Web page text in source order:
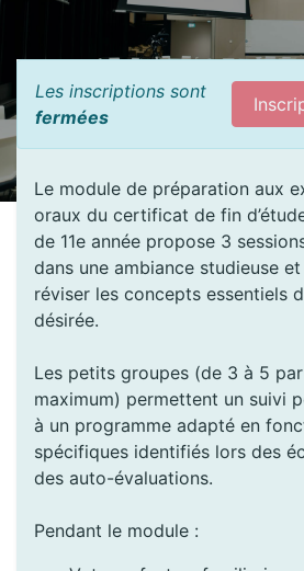
Les inscriptions sont
fermées
Le module de préparation aux
oraux du certificat de fin
de 11e année propose 3
dans une ambiance studieuse
réviser les concepts essentiels
désirée.
Les petits groupes (de 3 à 5
maximum) permettent un suivi
à un programme adapté en
spécifiques identifiés lors des
des auto-évaluations.
Pendant le module :